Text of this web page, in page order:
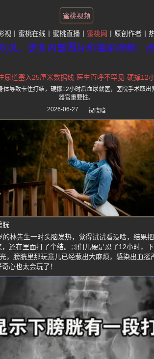
蜜桃视频
视 蜜桃在线 蜜桃直播 蜜桃网 原创作者
瓜，更多内部图片和独家视频：
尿道塞入25厘米数据线-医生直呼不罕见-硬撑12
导致卡住打结，硬撑12小时后血尿就医，医院手术取
器官重要性。
2026-06-27
祝晓晗
胱
林先生一时头脑发热，觉得试试看没啥，结果
还在里面打了个结。哥们儿硬是忍了12小时，
，膀胱里那玩意儿已经惹出大麻烦，感染出血
心也太会玩了！